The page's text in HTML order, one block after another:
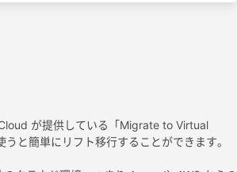
が提供している「Migrate to Virtual
と簡単にリフト移行することができます。